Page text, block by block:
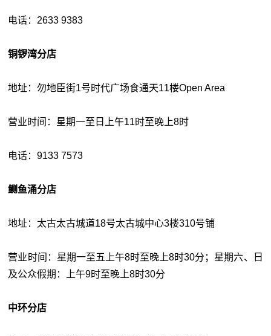
电话：2633 9383
铜锣湾分店
地址：勿地臣街1号时代广场食通天11楼Open Area
营业时间：星期一至日上午11时至晚上8时
电话：9133 7573
鲗鱼涌分店
地址：太古太古城道18号太古城中心3楼310号铺
营业时间：星期一至五上午8时至晚上8时30分；星期六、日
及公众假期：上午9时至晚上8时30分
中环分店